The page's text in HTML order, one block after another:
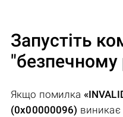
Запустіть
Якщо помилка
(0x00000096)